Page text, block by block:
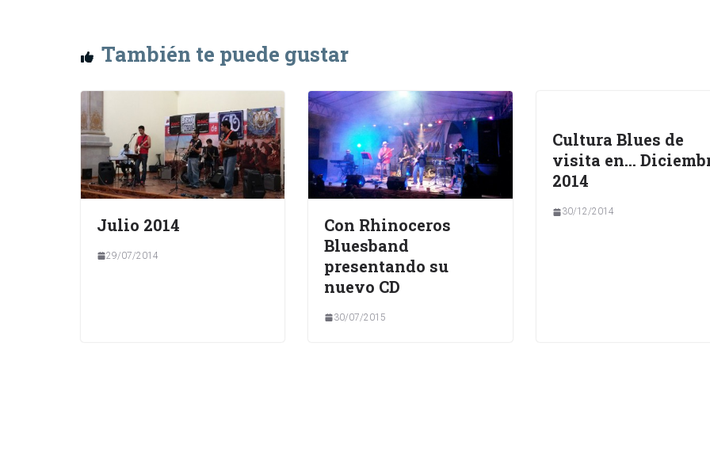
También te puede gustar
Julio 2014
29/07/2014
Con Rhinoceros
Bluesband
presentando su
nuevo CD
30/07/2015
Cultura Blues de
visita en…
2014
30/12/2014